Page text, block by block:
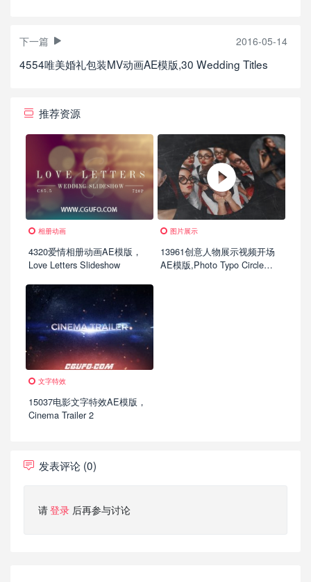
下一篇 2016-05-14
4554唯美婚礼包装MV动画AE模版,30 Wedding Titles
推荐资源
相册动画
4320爱情相册动画AE模版，
Love Letters Slideshow
图片展示
13961创意人物展示视频开场
AE模版,Photo Typo Circle
文字特效
15037电影文字特效AE模版，
Cinema Trailer 2
发表评论 (0)
请登录 后再参与讨论